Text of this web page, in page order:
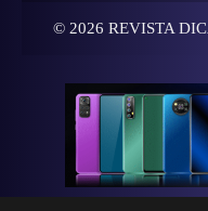
© 2026 REVISTA